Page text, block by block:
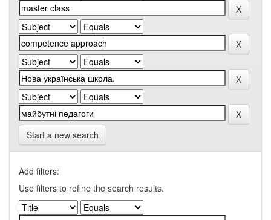
Start a new search
Add filters:
Use filters to refine the search results.